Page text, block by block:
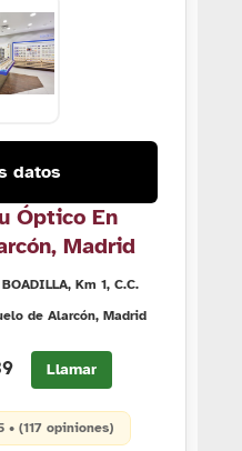
datos
Óptico En
Madrid
BOADILLA, Km 1, C.C.
de Alarcón, Madrid
Llamar
• (117 opiniones)